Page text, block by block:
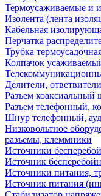
Термоусаживаемые и
Изолента (лента
Кабельная
Перчатка
Трубка
Колпачок
Делители,
Разъем коаксиальный
Разъем телефонный,
Шнур телефонный,
Низковольтное
разъемы, клеммники
Источники
Источник
Источники питания,
Источник питания